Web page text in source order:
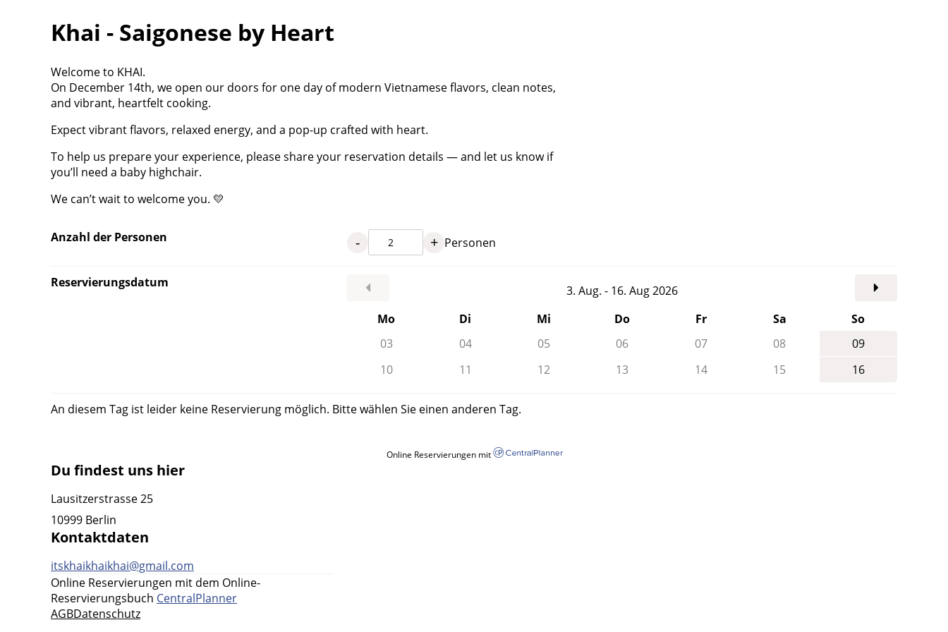
Khai - Saigonese by Heart
Welcome to KHAI.
On December 14th, we open our doors for one day of modern Vietnamese flavors, clean notes,
and vibrant, heartfelt cooking.
Expect vibrant flavors, relaxed energy, and a pop-up crafted with heart.
To help us prepare your experience, please share your reservation details — and let us know if
you’ll need a baby highchair.
We can’t wait to welcome you. 💛
Anzahl der Personen - + Personen
Reservierungsdatum
3. Aug. - 16. Aug 2026
Mo
Di Mi Do Fr Sa
So
03
04 05 06 07 08
09
10
11 12 13 14 15 16
An diesem Tag ist leider keine Reservierung möglich. Bitte wählen Sie einen anderen Tag.
Online Reservierungen mit
Du findest uns hier
Lausitzerstrasse 25
10999 Berlin
Kontaktdaten
itskhaikhaikhai@gmail.com
Online Reservierungen mit dem Online-
Reservierungsbuch CentralPlanner
AGBDatenschutz